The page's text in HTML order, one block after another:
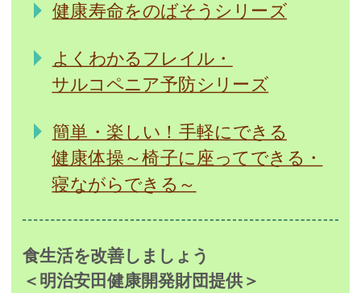
健康寿命をのばそうシリーズ
よくわかるフレイル・
サルコペニア予防シリーズ
簡単・楽しい！手軽にできる
健康体操～椅子に座ってできる・
寝ながらできる～
食生活を改善しましょう
＜明治安田健康開発財団提供＞